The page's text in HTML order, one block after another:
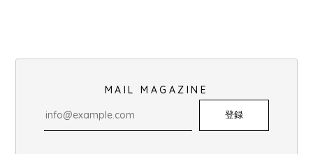
MAIL MAGAZINE
登録